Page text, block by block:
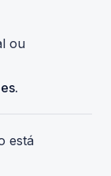
ou
está